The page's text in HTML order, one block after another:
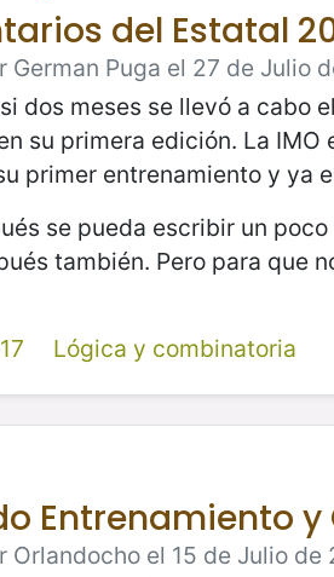
del Estatal
German Puga el 27 de Julio
dos meses se llevó a cabo
su primera edición. La
primer entrenamiento y ya
se pueda escribir un
también. Pero para que
Lógica y combinatoria
Entrenamiento
Orlandocho el 15 de Julio de